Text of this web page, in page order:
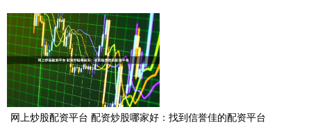
网上炒股配资平台 配资炒股哪家好：找到信誉佳的配资平台